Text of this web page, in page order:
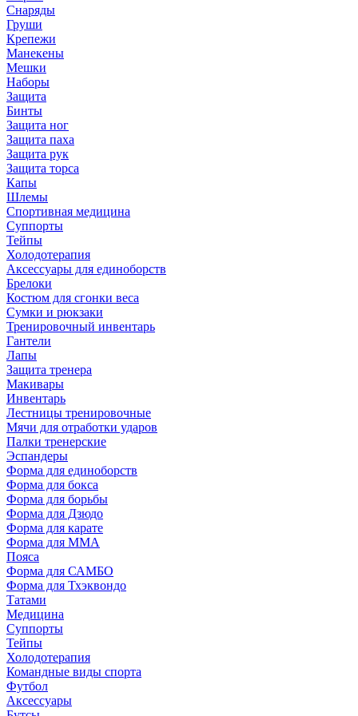
Снаряды
Груши
Крепежи
Манекены
Мешки
Наборы
Защита
Бинты
Защита ног
Защита паха
Защита рук
Защита торса
Капы
Шлемы
Спортивная медицина
Суппорты
Тейпы
Холодотерапия
Аксессуары для единоборств
Брелоки
Костюм для сгонки веса
Сумки и рюкзаки
Тренировочный инвентарь
Гантели
Лапы
Защита тренера
Макивары
Инвентарь
Лестницы тренировочные
Мячи для отработки ударов
Палки тренерские
Эспандеры
Форма для единоборств
Форма для бокса
Форма для борьбы
Форма для Дзюдо
Форма для карате
Форма для MMA
Пояса
Форма для САМБО
Форма для Тхэквондо
Татами
Медицина
Суппорты
Тейпы
Холодотерапия
Командные виды спорта
Футбол
Аксессуары